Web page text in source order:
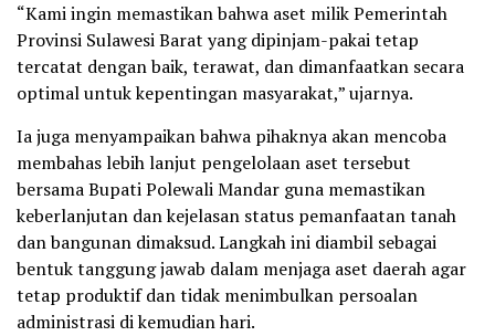
“Kami ingin memastikan bahwa aset milik Pemerintah
Provinsi Sulawesi Barat yang dipinjam-pakai tetap
tercatat dengan baik, terawat, dan dimanfaatkan secara
optimal untuk kepentingan masyarakat,” ujarnya.
Ia juga menyampaikan bahwa pihaknya akan mencoba
membahas lebih lanjut pengelolaan aset tersebut
bersama Bupati Polewali Mandar guna memastikan
keberlanjutan dan kejelasan status pemanfaatan tanah
dan bangunan dimaksud. Langkah ini diambil sebagai
bentuk tanggung jawab dalam menjaga aset daerah agar
tetap produktif dan tidak menimbulkan persoalan
administrasi di kemudian hari.